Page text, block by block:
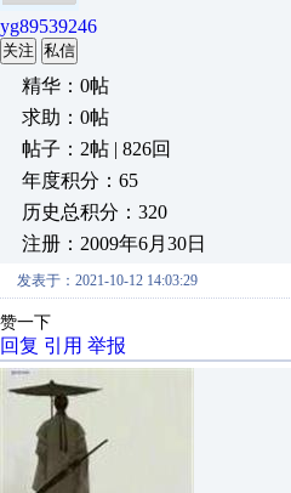
yg89539246
关注 私信
精华：0帖
求助：0帖
帖子：2帖 | 826回
年度积分：65
历史总积分：320
注册：2009年6月30日
发表于：2021-10-12 14:03:29
赞一下
回复 引用 举报